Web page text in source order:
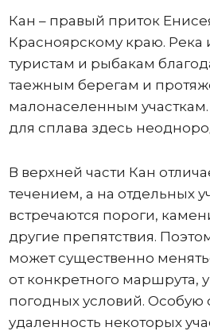
Кан – правый приток
Красноярскому краю. Река
туристам и рыбакам
таежным берегам и
малонаселенным
для сплава здесь
В верхней части Кан
течением, а на отдельных
встречаются пороги,
другие препятствия.
может существенно
от конкретного маршрута,
погодных условий. Особую
удаленность некоторых